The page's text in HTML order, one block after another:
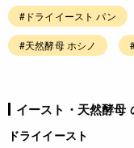
#ドライイースト パン
#天然酵母 ホシノ
イースト・天然酵母
ドライイースト